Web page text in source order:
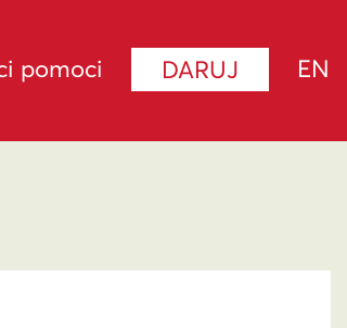
pomoci DARUJ EN